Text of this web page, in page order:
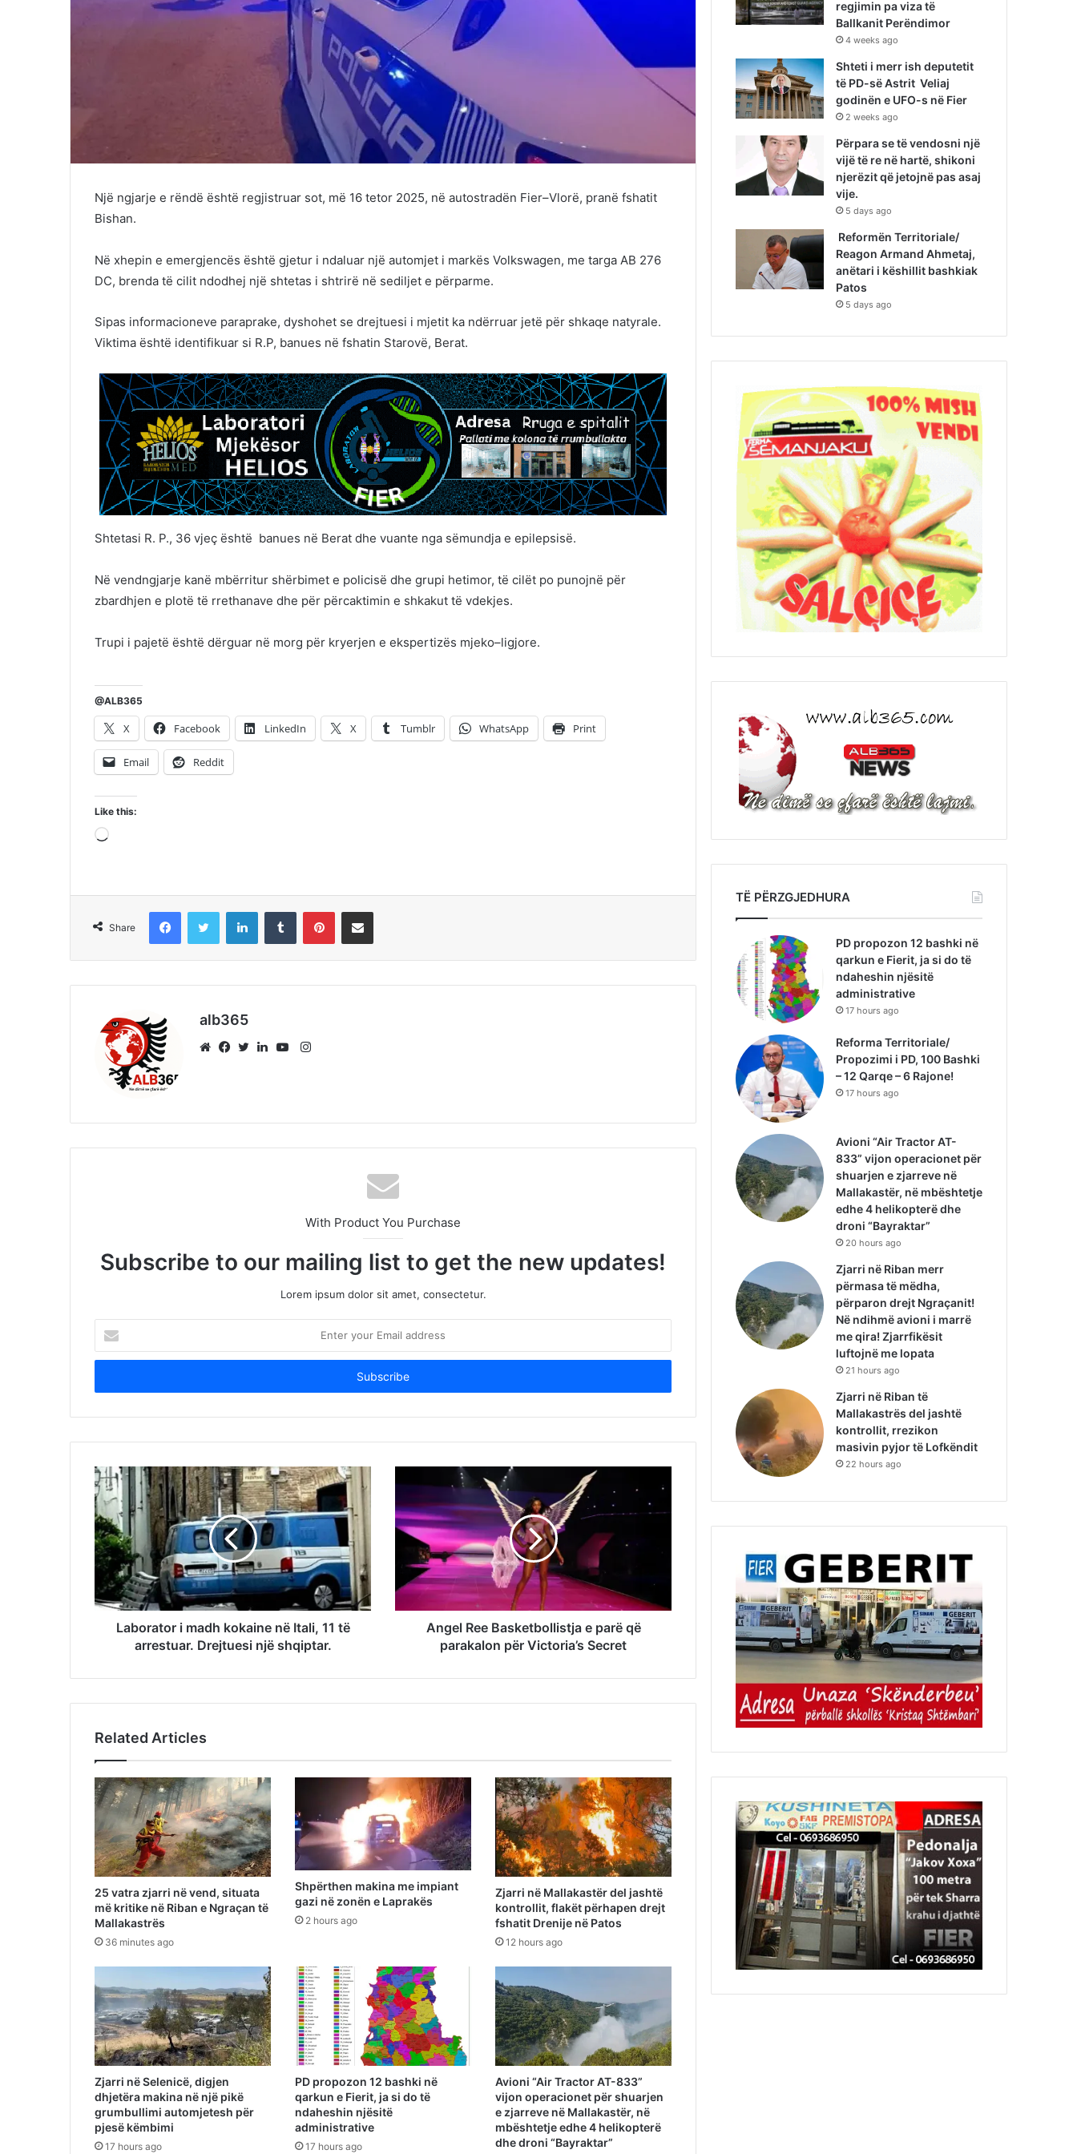
Një ngjarje e rëndë është regjistruar sot, më 16 tetor 2025, në autostradën Fier–Vlorë, pranë fshatit
Bishan.
Në xhepin e emergjencës është gjetur i ndaluar një automjet i markës Volkswagen, me targa AB 276
DC, brenda të cilit ndodhej një shtetas i shtrirë në sediljet e përparme.
Sipas informacioneve paraprake, dyshohet se drejtuesi i mjetit ka ndërruar jetë për shkaqe natyrale.
Viktima është identifikuar si R.P, banues në fshatin Starovë, Berat.
Shtetasi R. P., 36 vjeç është banues në Berat dhe vuante nga sëmundja e epilepsisë.
Në vendngjarje kanë mbërritur shërbimet e policisë dhe grupi hetimor, të cilët po punojnë për
zbardhjen e plotë të rrethanave dhe për përcaktimin e shkakut të vdekjes.
Trupi i pajetë është dërguar në morg për kryerjen e ekspertizës mjeko–ligjore.
@ALB365
X Facebook LinkedIn X Tumblr WhatsApp Print
Email Reddit
Like this:
Loading…
Share
FacebookTwitter LinkedInTumblr PinterestShare via Email
alb365
Instagram
With Product You Purchase
Subscribe to our mailing list to get the new updates!
Lorem ipsum dolor sit amet, consectetur.
your
Email
Laborator i madh kokaine në Itali, 11 të
arrestuar. Drejtuesi një shqiptar.
Angel Ree Basketbollistja e parë që
parakalon për Victoria’s Secret
Related Articles
25 vatra zjarri në vend, situata
më kritike në Riban e Ngraçan të
Mallakastrës
36 minutes ago
Shpërthen makina me impiant
gazi në zonën e Laprakës
2 hours ago
Zjarri në Mallakastër del jashtë
kontrollit, flakët përhapen drejt
fshatit Drenije në Patos
12 hours ago
Zjarri në Selenicë, digjen
dhjetëra makina në një pikë
grumbullimi automjetesh për
pjesë këmbimi
17 hours ago
PD propozon 12 bashki në
qarkun e Fierit, ja si do të
ndaheshin njësitë
administrative
17 hours ago
Avioni “Air Tractor AT-833”
vijon operacionet për shuarjen
e zjarreve në Mallakastër, në
mbështetje edhe 4 helikopterë
dhe droni “Bayraktar”
regjimin pa viza të
Ballkanit Perëndimor
4 weeks ago
Shteti i merr ish deputetit
të PD-së Astrit Veliaj
godinën e UFO-s në Fier
2 weeks ago
Përpara se të vendosni një
vijë të re në hartë, shikoni
njerëzit që jetojnë pas asaj
vije.
5 days ago
Reformën Territoriale/
Reagon Armand Ahmetaj,
anëtari i këshillit bashkiak
Patos
5 days ago
TË PËRZGJEDHURA
PD propozon 12 bashki në
qarkun e Fierit, ja si do të
ndaheshin njësitë
administrative
17 hours ago
Reforma Territoriale/
Propozimi i PD, 100 Bashki
– 12 Qarqe – 6 Rajone!
17 hours ago
Avioni “Air Tractor AT-
833” vijon operacionet për
shuarjen e zjarreve në
Mallakastër, në mbështetje
edhe 4 helikopterë dhe
droni “Bayraktar”
20 hours ago
Zjarri në Riban merr
përmasa të mëdha,
përparon drejt Ngraçanit!
Në ndihmë avioni i marrë
me qira! Zjarrfikësit
luftojnë me lopata
21 hours ago
Zjarri në Riban të
Mallakastrës del jashtë
kontrollit, rrezikon
masivin pyjor të Lofkëndit
22 hours ago